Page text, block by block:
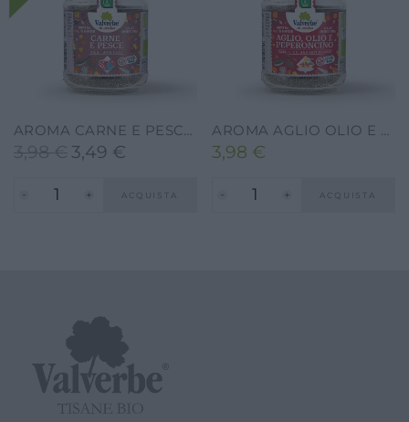
AROMA CARNE E PESCE – VALVERBE-35G
Il
3,49 €
ACQUISTA
AROMA AGLIO OLIO E PEPERONCINO – VALVERBE-50G
3,98 €
ACQUISTA